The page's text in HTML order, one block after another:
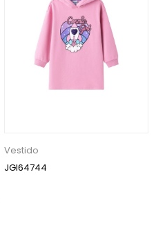
Vestido
JGI64744